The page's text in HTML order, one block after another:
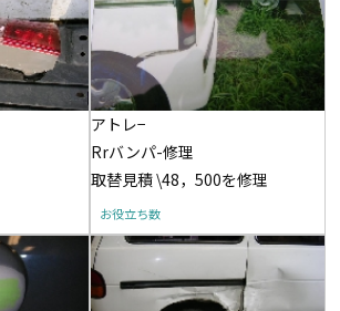
アトレ−
Rrバンパ-修理
取替見積 \48，500を修理
お役立ち数